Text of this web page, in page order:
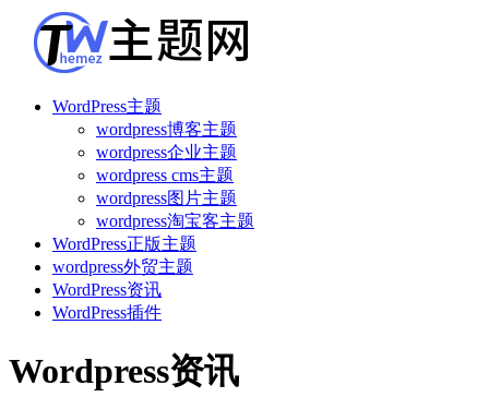
WordPress主题
wordpress博客主题
wordpress企业主题
wordpress cms主题
wordpress图片主题
wordpress淘宝客主题
WordPress正版主题
wordpress外贸主题
WordPress资讯
WordPress插件
Wordpress资讯